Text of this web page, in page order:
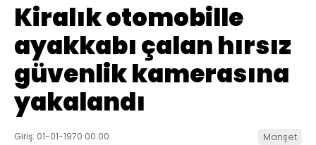
Kiralık otomobille
ayakkabı çalan hırsız
güvenlik kamerasına
yakalandı
Giriş: 01-01-1970 00:00 Manşet